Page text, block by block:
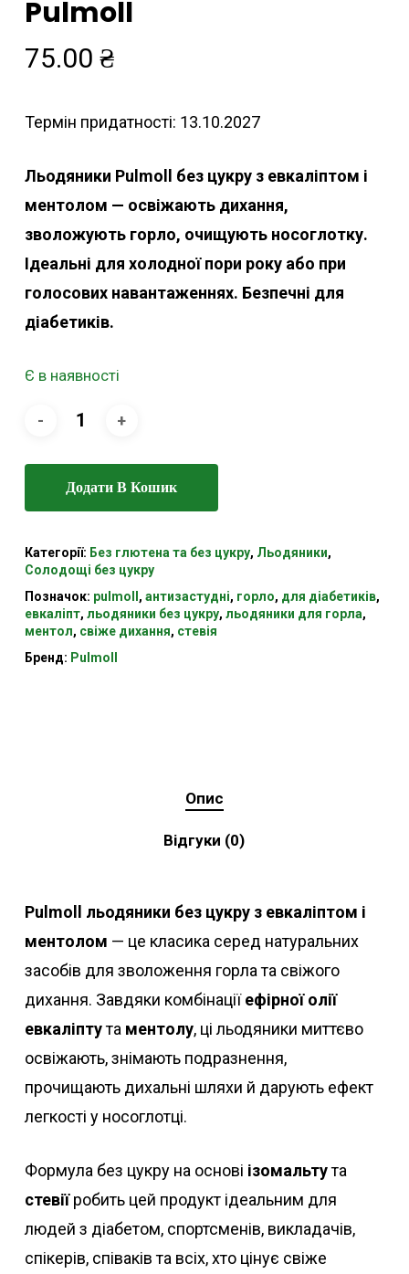
Pulmoll
75.00 ₴
Термін придатності: 13.10.2027
Льодяники Pulmoll без цукру з евкаліптом і
ментолом — освіжають дихання,
зволожують горло, очищують носоглотку.
Ідеальні для холодної пори року або при
голосових навантаженнях. Безпечні для
діабетиків.
Є в наявності
Додати В Кошик
Категорії: Без глютена та без цукру, Льодяники,
Солодощі без цукру
Позначок: pulmoll , антизастудні, горло, для діабетиків,
евкаліпт, льодяники без цукру, льодяники для горла,
ментол, свіже дихання, стевія
Бренд: Pulmoll
Опис
Відгуки (0)
Pulmoll льодяники без цукру з евкаліптом і
ментолом — це класика серед натуральних
засобів для зволоження горла та свіжого
дихання. Завдяки комбінаціїефірної олії
евкаліптута ментолу, ці льодяники миттєво
освіжають, знімають подразнення,
прочищають дихальні шляхи й дарують ефект
легкості у носоглотці.
Формула без цукру на основі ізомальтута
стевіїробить цей продукт ідеальним для
людей з діабетом, спортсменів, викладачів,
спікерів, співаків та всіх, хто цінує свіже